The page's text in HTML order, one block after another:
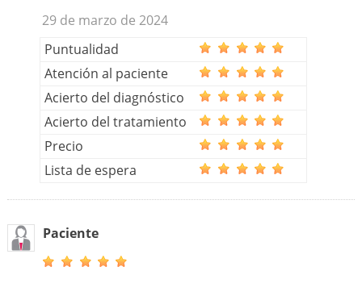
29 de marzo de 2024
Puntualidad
Atención al paciente
Acierto del diagnóstico
Acierto del tratamiento
Precio
Lista de espera
Paciente